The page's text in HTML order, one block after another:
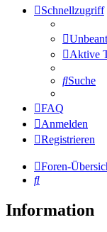
Schnellzugriff
Aktive
Suche
FAQ
Anmelden
Registrieren
Foren-
Suche
Information